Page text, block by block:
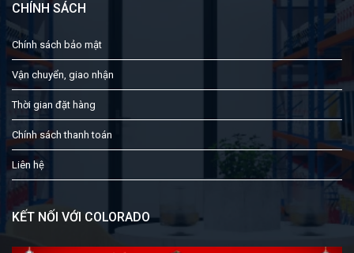
CHÍNH SÁCH
Chính sách bảo mật
Vận chuyển, giao nhận
Thời gian đặt hàng
Chính sách thanh toán
Liên hệ
KẾT NỐI VỚI COLORADO